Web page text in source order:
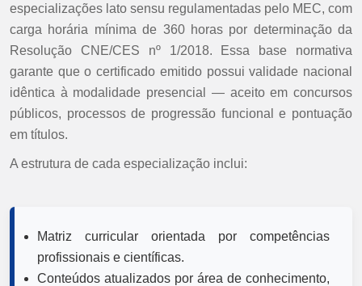
especializações lato sensu regulamentadas pelo MEC, com
carga horária mínima de 360 horas por determinação da
Resolução CNE/CES nº 1/2018. Essa base normativa
garante que o certificado emitido possui validade nacional
idêntica à modalidade presencial — aceito em concursos
públicos, processos de progressão funcional e pontuação
em títulos.
A estrutura de cada especialização inclui:
Matriz curricular orientada por competências
profissionais e científicas.
Conteúdos atualizados por área de conhecimento,